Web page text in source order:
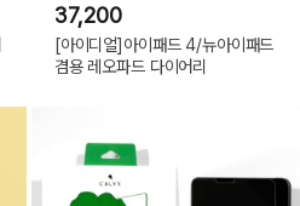
37,200
[아이디얼]아이패드 4/뉴아이패드
겸용 레오파드 다이어리